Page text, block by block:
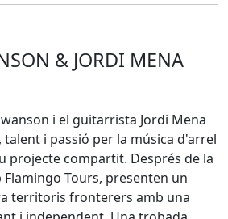
& JORDI MENA
i el guitarrista Jordi Mena
talent i passió per la música d'arrel
projecte compartit. Després de la
Tours, presenten un
territoris fronterers amb una